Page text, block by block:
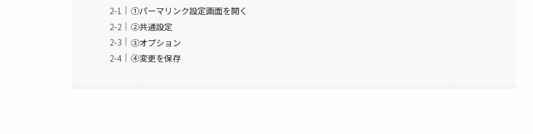
①パーマリンク設定画面を開く
②共通設定
③オプション
④変更を保存